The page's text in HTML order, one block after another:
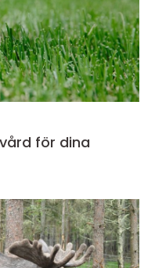
för dina